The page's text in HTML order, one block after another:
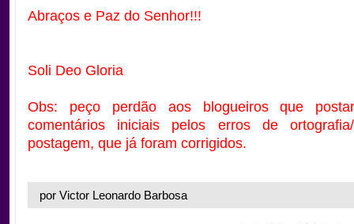
Abraços e Paz do Senhor!!!
Soli Deo Gloria
Obs: peço perdão aos blogueiros que
comentários iniciais pelos erros de
postagem, que já foram corrigidos.
por Victor Leonardo Barbosa